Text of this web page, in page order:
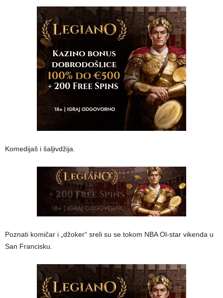
Komedijaš i šaljivdžija.
Poznati komičar i „džoker“ sreli su se tokom NBA Ol-star vikenda u
San Francisku.